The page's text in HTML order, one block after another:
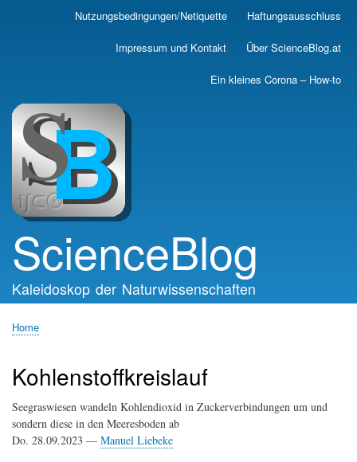
Skip
main
Nutzungsbedingungen/Netiquette Haftungsausschluss
Impressum und Kontakt Über ScienceBlog.at
Ein kleines Corona – How-to
ScienceBlog
Kaleidoskop der Naturwissenschaften
Home
Kohlenstoffkreislauf
Seegraswiesen wandeln Kohlendioxid in Zuckerverbindungen um und
sondern diese in den Meeresboden ab
Do. 28.09.2023 — Manuel Liebeke